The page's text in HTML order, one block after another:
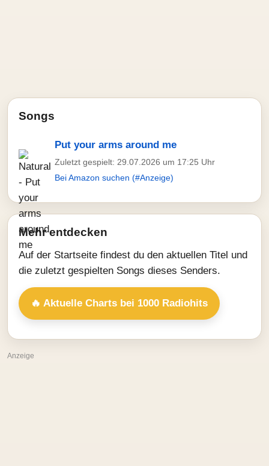
Songs
Put your arms around me
Zuletzt gespielt: 29.07.2026 um 17:25 Uhr
Bei Amazon suchen (#Anzeige)
Mehr entdecken
Auf der Startseite findest du den aktuellen Titel und
die zuletzt gespielten Songs dieses Senders.
🔥 Aktuelle Charts bei 1000 Radiohits
Anzeige